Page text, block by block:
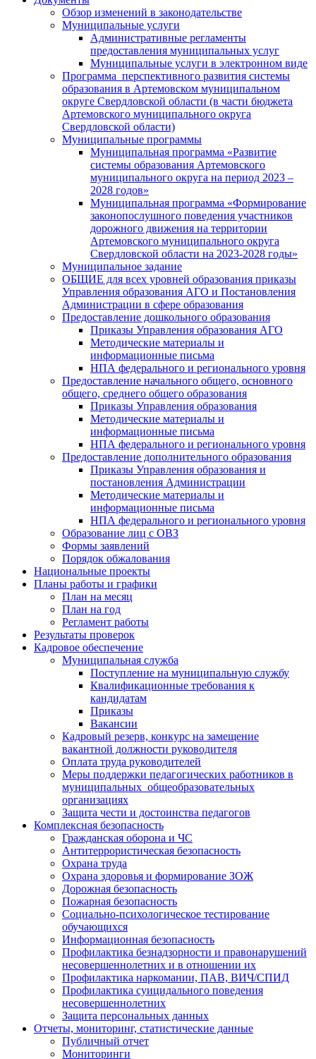
Обзор изменений в законодательстве
Муниципальные услуги
Административные регламенты
предоставления муниципальных услуг
Муниципальные услуги в электронном виде
Программа перспективного развития системы
образования в Артемовском муниципальном
округе Свердловской области (в части бюджета
Артемовского муниципального округа
Свердловской области)
Муниципальные программы
Муниципальная программа «Развитие
системы образования Артемовского
муниципального округа на период 2023 –
2028 годов»
Муниципальная программа «Формирование
законопослушного поведения участников
дорожного движения на территории
Артемовского муниципального округа
Свердловской области на 2023-2028 годы»
Муниципальное задание
ОБЩИЕ для всех уровней образования приказы
Управления образования АГО и Постановления
Администрации в сфере образования
Предоставление дошкольного образования
Приказы Управления образования АГО
Методические материалы и
информационные письма
НПА федерального и регионального уровня
Предоставление начального общего, основного
общего, среднего общего образования
Приказы Управления образования
Методические материалы и
информационные письма
НПА федерального и регионального уровня
Предоставление дополнительного образования
Приказы Управления образования и
постановления Администрации
Методические материалы и
информационные письма
НПА федерального и регионального уровня
Образование лиц с ОВЗ
Формы заявлений
Порядок обжалования
Национальные проекты
Планы работы и графики
План на месяц
План на год
Регламент работы
Результаты проверок
Кадровое обеспечение
Муниципальная служба
Поступление на муниципальную службу
Квалификационные требования к
кандидатам
Приказы
Вакансии
Кадровый резерв, конкурс на замещение
вакантной должности руководителя
Оплата труда руководителей
Меры поддержки педагогических работников в
муниципальных общеобразовательных
организациях
Защита чести и достоинства педагогов
Комплексная безопасность
Гражданская оборона и ЧС
Антитеррористическая безопасность
Охрана труда
Охрана здоровья и формирование ЗОЖ
Дорожная безопасность
Пожарная безопасность
Социально-психологическое тестирование
обучающихся
Информационная безопасность
Профилактика безнадзорности и правонарушений
несовершеннолетних и в отношении их
Профилактика наркомании, ПАВ, ВИЧ/СПИД
Профилактика суицидального поведения
несовершеннолетних
Защита персональных данных
Отчеты, мониторинг, статистические данные
Публичный отчет
Мониторинги